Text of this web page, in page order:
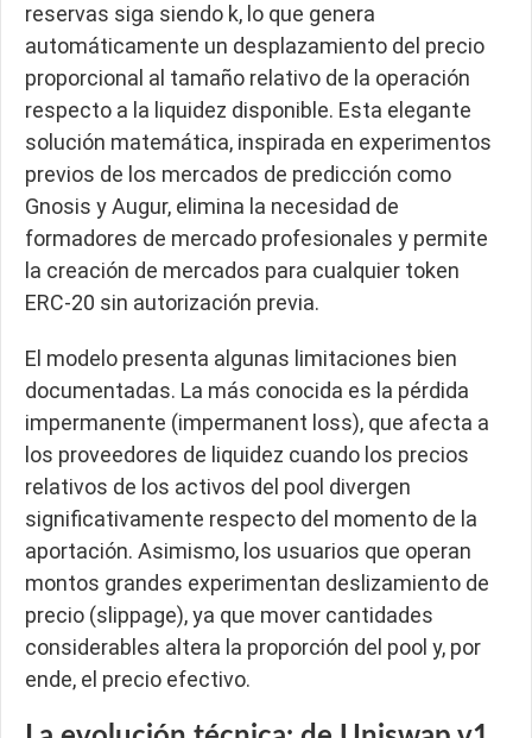
reservas siga siendo k, lo que genera
automáticamente un desplazamiento del precio
proporcional al tamaño relativo de la operación
respecto a la liquidez disponible. Esta elegante
solución matemática, inspirada en experimentos
previos de los mercados de predicción como
Gnosis y Augur, elimina la necesidad de
formadores de mercado profesionales y permite
la creación de mercados para cualquier token
ERC-20 sin autorización previa.
El modelo presenta algunas limitaciones bien
documentadas. La más conocida es la pérdida
impermanente (impermanent loss), que afecta a
los proveedores de liquidez cuando los precios
relativos de los activos del pool divergen
significativamente respecto del momento de la
aportación. Asimismo, los usuarios que operan
montos grandes experimentan deslizamiento de
precio (slippage), ya que mover cantidades
considerables altera la proporción del pool y, por
ende, el precio efectivo.